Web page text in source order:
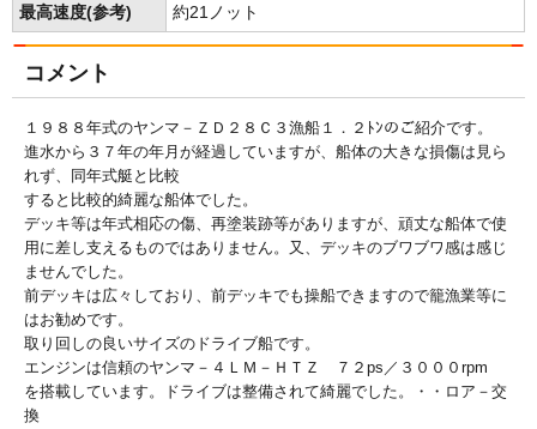
最高速度(参考) 約21ノット
コメント
１９８８年式のヤンマ－ＺＤ２８Ｃ３漁船１．２ﾄﾝのご紹介です。
進水から３７年の年月が経過していますが、船体の大きな損傷は見ら
れず、同年式艇と比較
すると比較的綺麗な船体でした。
デッキ等は年式相応の傷、再塗装跡等がありますが、頑丈な船体で使
用に差し支えるものではありません。又、デッキのブワブワ感は感じ
ませんでした。
前デッキは広々しており、前デッキでも操船できますので籠漁業等に
はお勧めです。
取り回しの良いサイズのドライブ船です。
エンジンは信頼のヤンマ－４ＬＭ－ＨＴＺ ７２ps／３０００rpm
を搭載しています。ドライブは整備されて綺麗でした。・・ロア－交
換